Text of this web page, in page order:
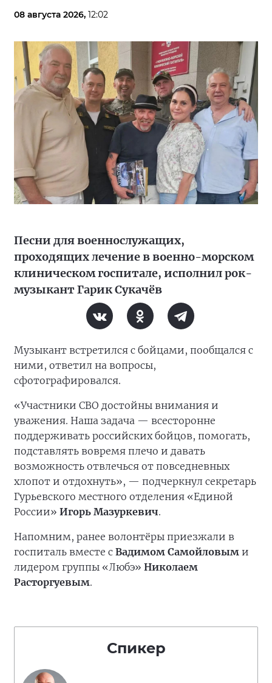
08 августа 2026, 12:02
Песни для военнослужащих,
проходящих лечение в военно-морском
клиническом госпитале, исполнил рок-
музыкант Гарик Сукачёв
Музыкант встретился с бойцами, пообщался с
ними, ответил на вопросы,
сфотографировался.
«Участники СВО достойны внимания и
уважения. Наша задача — всесторонне
поддерживать российских бойцов, помогать,
подставлять вовремя плечо и давать
возможность отвлечься от повседневных
хлопот и отдохнуть», — подчеркнул секретарь
Гурьевского местного отделения «Единой
России» Игорь Мазуркевич.
Напомним, ранее волонтёры приезжали в
госпиталь вместе с Вадимом Самойловым и
лидером группы «Любэ» Николаем
Расторгуевым.
Спикер